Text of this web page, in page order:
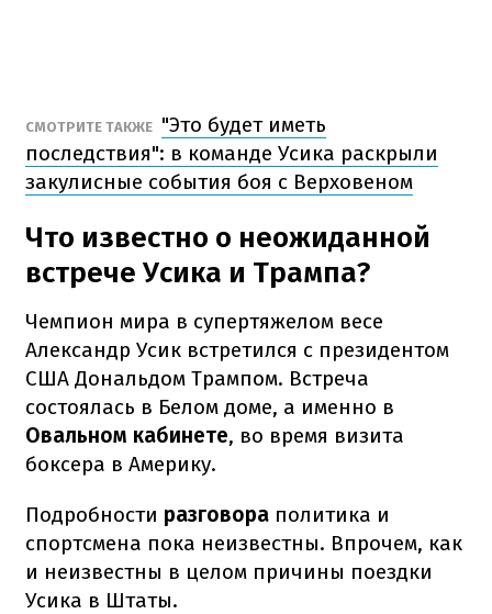
СМОТРИТЕ ТАКЖЕ "Это будет иметь
последствия": в команде Усика раскрыли
закулисные события боя с Верховеном
Что известно о неожиданной
встрече Усика и Трампа?
Чемпион мира в супертяжелом весе
Александр Усик встретился с президентом
США Дональдом Трампом. Встреча
состоялась в Белом доме, а именно в
Овальном кабинете, во время визита
боксера в Америку.
Подробности разговора политика и
спортсмена пока неизвестны. Впрочем, как
и неизвестны в целом причины поездки
Усика в Штаты.